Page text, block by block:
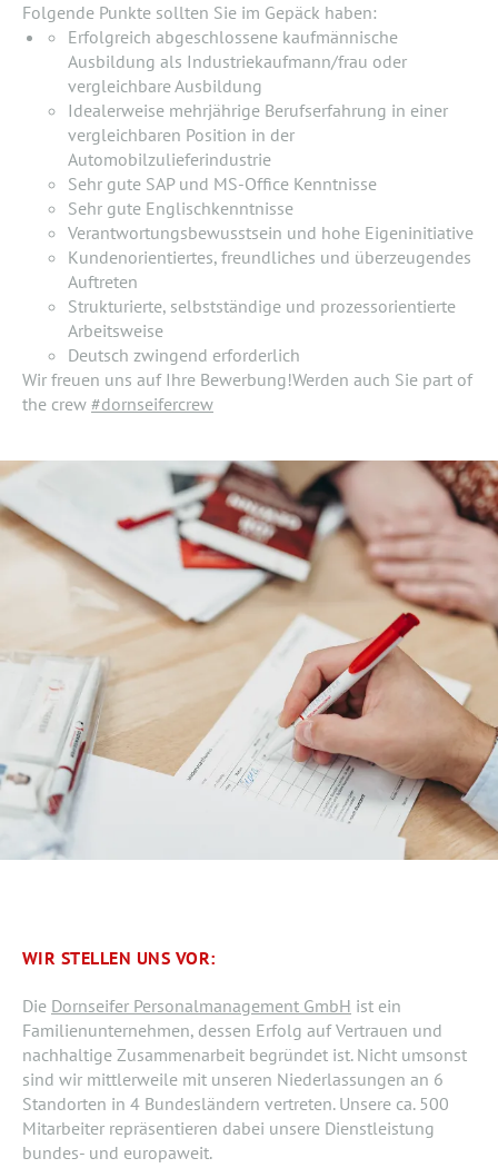
Folgende Punkte sollten Sie im Gepäck haben:
Erfolgreich abgeschlossene kaufmännische
Ausbildung als Industriekaufmann/frau oder
vergleichbare Ausbildung
Idealerweise mehrjährige Berufserfahrung in einer
vergleichbaren Position in der
Automobilzulieferindustrie
Sehr gute SAP und MS-Office Kenntnisse
Sehr gute Englischkenntnisse
Verantwortungsbewusstsein und hohe Eigeninitiative
Kundenorientiertes, freundliches und überzeugendes
Auftreten
Strukturierte, selbstständige und prozessorientierte
Arbeitsweise
Deutsch zwingend erforderlich
Wir freuen uns auf Ihre Bewerbung!Werden auch Sie part of
the crew #dornseifercrew
WIR STELLEN UNS VOR:
Die Dornseifer Personalmanagement GmbH ist ein
Familienunternehmen, dessen Erfolg auf Vertrauen und
nachhaltige Zusammenarbeit begründet ist. Nicht umsonst
sind wir mittlerweile mit unseren Niederlassungen an 6
Standorten in 4 Bundesländern vertreten. Unsere ca. 500
Mitarbeiter repräsentieren dabei unsere Dienstleistung
bundes- und europaweit.